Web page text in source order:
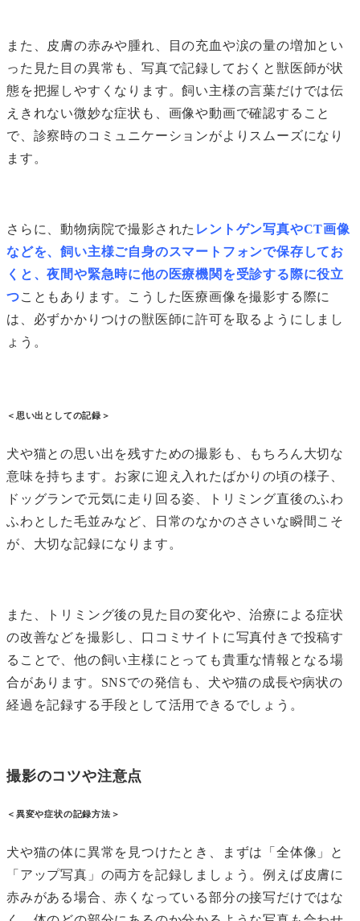
また、皮膚の赤みや腫れ、目の充血や涙の量の増加とい
った見た目の異常も、写真で記録しておくと獣医師が状
態を把握しやすくなります。飼い主様の言葉だけでは伝
えきれない微妙な症状も、画像や動画で確認すること
で、診察時のコミュニケーションがよりスムーズになり
ます。
さらに、動物病院で撮影された レントゲン写真やCT画像
などを、飼い主様ご自身のスマートフォンで保存してお
くと、夜間や緊急時に他の医療機関を受診する際に役立
つこともあります。こうした医療画像を撮影する際に
は、必ずかかりつけの獣医師に許可を取るようにしまし
ょう。
＜思い出としての記録＞
犬や猫との思い出を残すための撮影も、もちろん大切な
意味を持ちます。お家に迎え入れたばかりの頃の様子、
ドッグランで元気に走り回る姿、トリミング直後のふわ
ふわとした毛並みなど、日常のなかのささいな瞬間こそ
が、大切な記録になります。
また、トリミング後の見た目の変化や、治療による症状
の改善などを撮影し、口コミサイトに写真付きで投稿す
ることで、他の飼い主様にとっても貴重な情報となる場
合があります。SNSでの発信も、犬や猫の成長や病状の
経過を記録する手段として活用できるでしょう。
撮影のコツや注意点
＜異変や症状の記録方法＞
犬や猫の体に異常を見つけたとき、まずは「全体像」と
「アップ写真」の両方を記録しましょう。例えば皮膚に
赤みがある場合、赤くなっている部分の接写だけではな